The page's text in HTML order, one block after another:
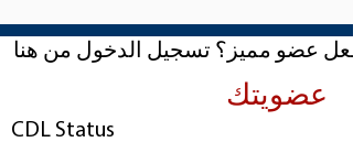
عضو مميز؟ تسجيل الدخول من هنا
عضويتك
CDL Status